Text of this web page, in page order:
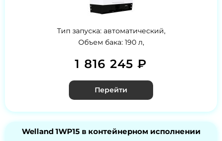
Тип запуска: автоматический,
Объем бака: 190 л,
1 816 245 ₽
Перейти
Welland 1WP15 в контейнерном исполнении